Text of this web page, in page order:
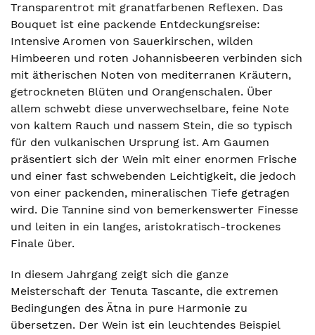
Transparentrot mit granatfarbenen Reflexen. Das
Bouquet ist eine packende Entdeckungsreise:
Intensive Aromen von Sauerkirschen, wilden
Himbeeren und roten Johannisbeeren verbinden sich
mit ätherischen Noten von mediterranen Kräutern,
getrockneten Blüten und Orangenschalen. Über
allem schwebt diese unverwechselbare, feine Note
von kaltem Rauch und nassem Stein, die so typisch
für den vulkanischen Ursprung ist. Am Gaumen
präsentiert sich der Wein mit einer enormen Frische
und einer fast schwebenden Leichtigkeit, die jedoch
von einer packenden, mineralischen Tiefe getragen
wird. Die Tannine sind von bemerkenswerter Finesse
und leiten in ein langes, aristokratisch-trockenes
Finale über.
In diesem Jahrgang zeigt sich die ganze
Meisterschaft der Tenuta Tascante, die extremen
Bedingungen des Ätna in pure Harmonie zu
übersetzen. Der Wein ist ein leuchtendes Beispiel